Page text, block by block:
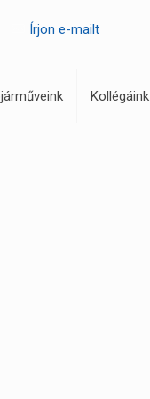
Írjon e-mailt
Kollégáink